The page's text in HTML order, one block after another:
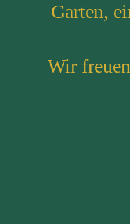
Garten,
Wir